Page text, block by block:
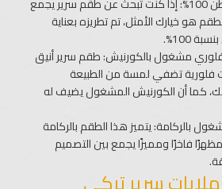
هو خيارك الأمثل، تم تطريزه بعناية
100%.
مشغول بالكورنيش: طقم سرير أنيق
فلورية تضفي لمسة من الطبيعة
كما أن الكورنيش المشغول يضيف له
: يتميز هذا الطقم بالركامة
فاخرًا ومميزًا يجمع بين التصميم